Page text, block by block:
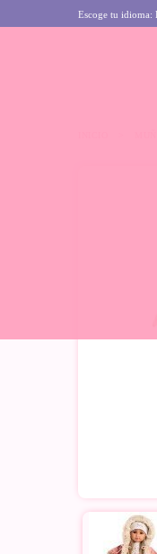
Escoge tu idioma: